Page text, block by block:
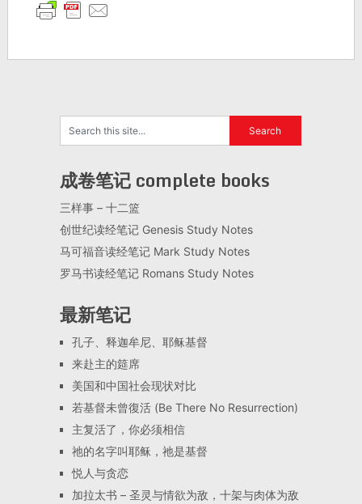
成卷笔记 complete books
三样事 – 十二篮
创世纪读经笔记 Genesis Study Notes
马可福音读经笔记 Mark Study Notes
罗马书读经笔记 Romans Study Notes
最新笔记
孔子、释迦牟尼、耶稣基督
来赴主的筵席
美国和中国社会现状对比
若基督未曾復活 (Be There No Resurrection)
主复活了，你必须相信
祂的名字叫耶稣，祂是基督
悦人与贪恋
加拉太书 – 圣灵与情欲为敌，十架与肉体为敌